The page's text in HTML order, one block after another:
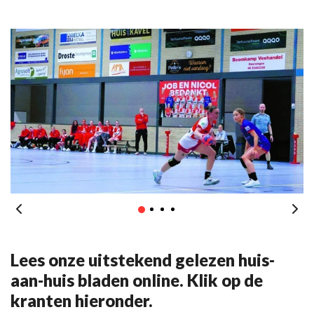
Lees onze uitstekend gelezen huis-
aan-huis bladen online. Klik op de
kranten hieronder.